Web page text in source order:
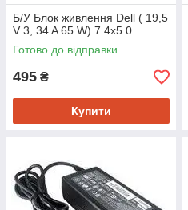
Б/У Блок живлення Dell ( 19,5
V 3, 34 A 65 W) 7.4x5.0
Готово до відправки
495 ₴
Купити